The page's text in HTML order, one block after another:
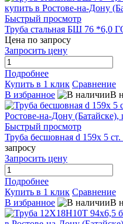
Быстрый просмотр
Труба стальная БШ 76
Цена по запросу
Запросить цену
Подробнее
Купить в 1 клик Сравнение
В избранное
В
Быстрый просмотр
Труба бесшовная d 159х 5
запросу
Запросить цену
Подробнее
Купить в 1 клик Сравнение
В избранное
В